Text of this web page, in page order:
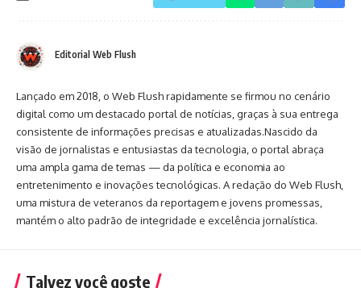
Editorial Web Flush
Lançado em 2018, o Web Flush rapidamente se firmou no cenário
digital como um destacado portal de notícias, graças à sua entrega
consistente de informações precisas e atualizadas.Nascido da
visão de jornalistas e entusiastas da tecnologia, o portal abraça
uma ampla gama de temas — da política e economia ao
entretenimento e inovações tecnológicas. A redação do Web Flush,
uma mistura de veteranos da reportagem e jovens promessas,
mantém o alto padrão de integridade e excelência jornalística.
Talvez você goste